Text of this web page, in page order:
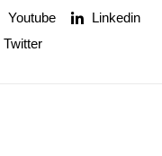
Youtube
Linkedin
Twitter